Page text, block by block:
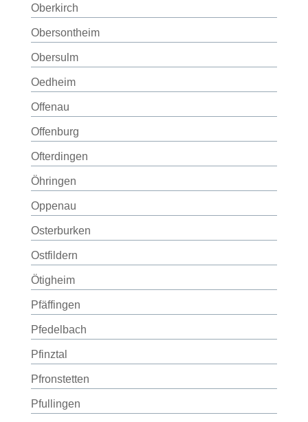
Oberkirch
Obersontheim
Obersulm
Oedheim
Offenau
Offenburg
Ofterdingen
Öhringen
Oppenau
Osterburken
Ostfildern
Ötigheim
Pfäffingen
Pfedelbach
Pfinztal
Pfronstetten
Pfullingen